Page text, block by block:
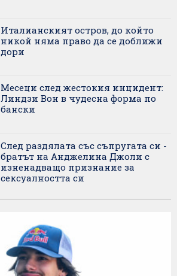
Италианският остров, до който
никой няма право да се доближи
дори
Месеци след жестокия инцидент:
Линдзи Вон в чудесна форма по
бански
След раздялата със съпругата си -
братът на Анджелина Джоли с
изненадващо признание за
сексуалността си